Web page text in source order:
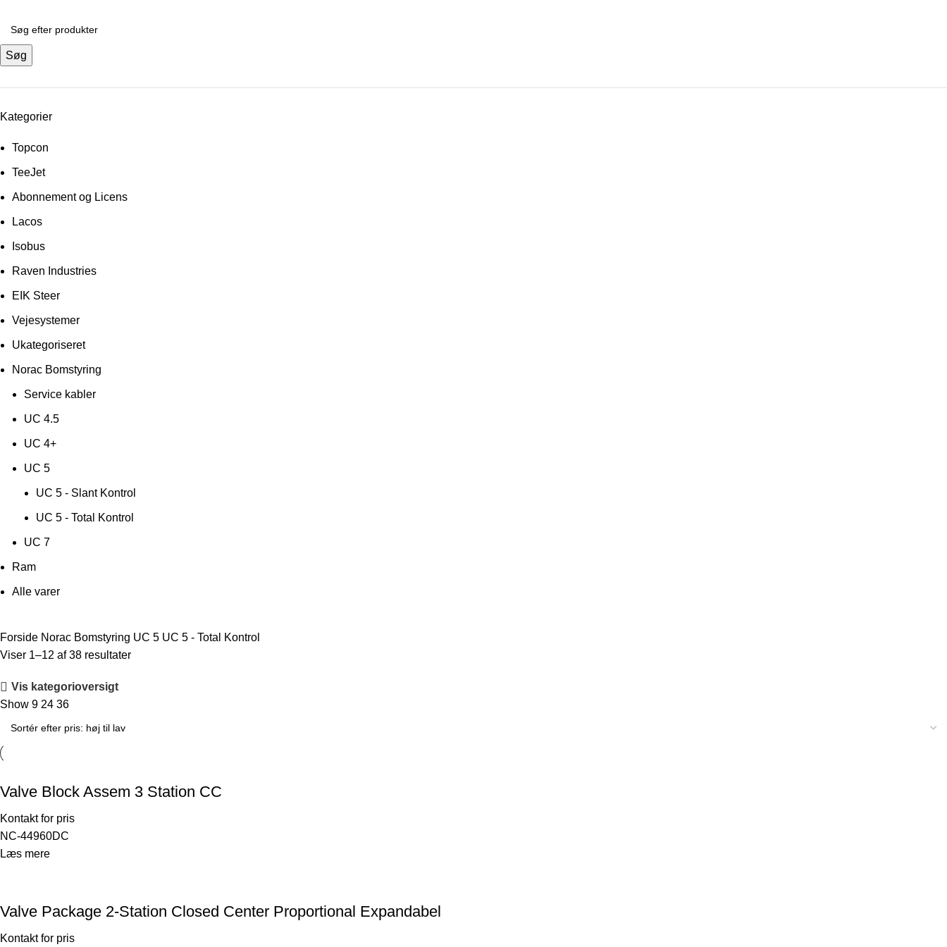
Søg
Kategorier
Topcon
TeeJet
Abonnement og Licens
Lacos
Isobus
Raven Industries
EIK Steer
Vejesystemer
Ukategoriseret
Norac Bomstyring
Service kabler
UC 4.5
UC 4+
UC 5
UC 5 - Slant Kontrol
UC 5 - Total Kontrol
UC 7
Ram
Alle varer
Forside Norac Bomstyring UC 5 UC 5 - Total Kontrol
Viser 1–12 af 38 resultater
Vis kategorioversigt
Show 9 24 36
Valve Block Assem 3 Station CC
Kontakt for pris
NC-44960DC
Læs mere
Valve Package 2-Station Closed Center Proportional Expandabel
Kontakt for pris